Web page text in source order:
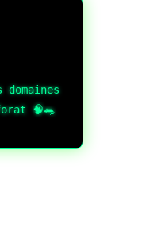
🧠🐀